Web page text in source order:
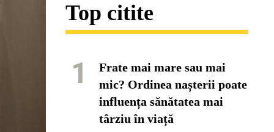
Top citite
1
Frate mai mare sau mai
mic? Ordinea nașterii poate
influența sănătatea mai
târziu în viață